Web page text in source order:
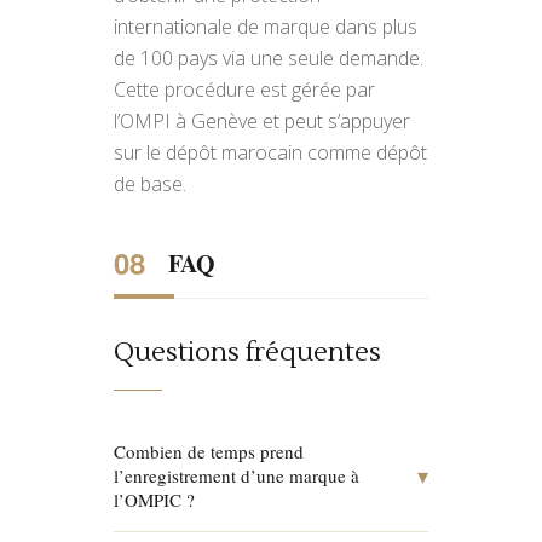
internationale de marque dans plus
de 100 pays via une seule demande.
Cette procédure est gérée par
l’OMPI à Genève et peut s’appuyer
sur le dépôt marocain comme dépôt
de base.
FAQ
Questions fréquentes
Combien de temps prend
l’enregistrement d’une marque à
l’OMPIC ?
▾